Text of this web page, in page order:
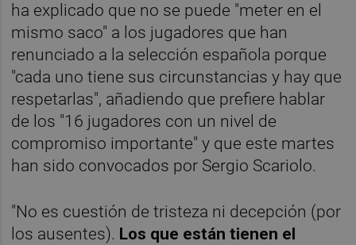
ha explicado que no se puede "meter en el
mismo saco" a los jugadores que han
renunciado a la selección española porque
"cada uno tiene sus circunstancias y hay que
respetarlas", añadiendo que prefiere hablar
de los "16 jugadores con un nivel de
compromiso importante" y que este martes
han sido convocados por Sergio Scariolo.
"No es cuestión de tristeza ni decepción (por
los ausentes). Los que están tienen el